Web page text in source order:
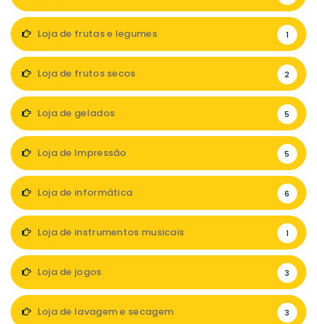
Loja de frutas e legumes 1
Loja de frutos secos 2
Loja de gelados 5
Loja de Impressão 5
Loja de informática 6
Loja de instrumentos musicais 1
Loja de jogos 3
Loja de lavagem e secagem 3